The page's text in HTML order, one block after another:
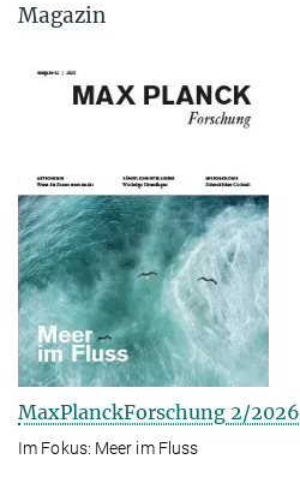
Magazin
MaxPlanckForschung 2/2026
Im Fokus: Meer im Fluss